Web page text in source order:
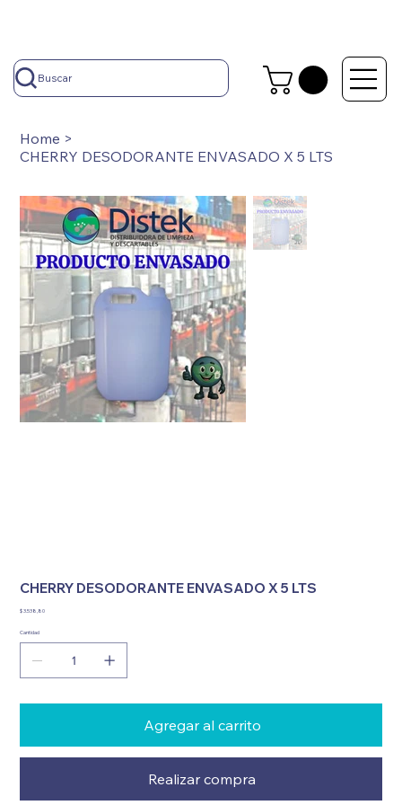
Buscar
Home >
CHERRY DESODORANTE ENVASADO X 5 LTS
CHERRY DESODORANTE ENVASADO X 5 LTS
Precio
$ 3.538,80
Cantidad
Agregar al carrito
Realizar compra